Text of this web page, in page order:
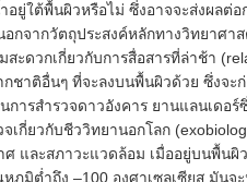
อยู่ใต้พื้นผิวหรือไม่ ซึ่งอาจจะส่งผลต่
กจากวัตถุประสงค์หลักทางวิทยาศา
สะดวกเกี่ยวกับการสื่อสารที่ล่าช้า
กชาติอื่นๆ ที่จะลงบนพื้นผิวด้วย ซึ่งจะ
การสำรวจดาวอังคาร ยานแลนเดอร์
จเกี่ยวกับชีววิทยานอกโลก
ศ และสภาวะแวดล้อม เมื่ออยู่บนพื้นผิ
ภูมิต่ำถึง –100 องศาเซลเซียส มันจ